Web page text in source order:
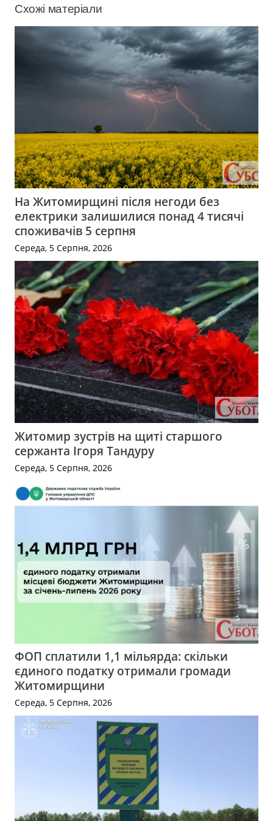
Схожі матеріали
На Житомирщині після негоди без
електрики залишилися понад 4 тисячі
споживачів 5 серпня
Середа, 5 Серпня, 2026
Житомир зустрів на щиті старшого
сержанта Ігоря Тандуру
Середа, 5 Серпня, 2026
ФОП сплатили 1,1 мільярда: скільки
єдиного податку отримали громади
Житомирщини
Середа, 5 Серпня, 2026